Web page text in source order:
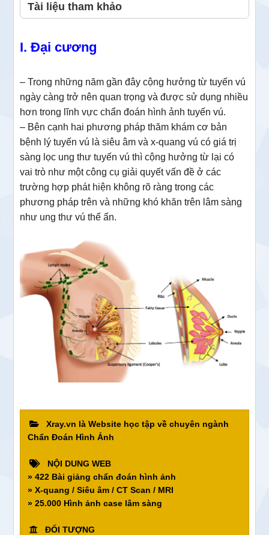
Tài liệu tham khảo
I. Đại cương
– Trong những năm gần đây cộng hưởng từ tuyến vú
ngày càng trở nên quan trọng và được sử dụng nhiều
hơn trong lĩnh vực chẩn đoán hình ảnh tuyến vú.
– Bên cạnh hai phương pháp thăm khám cơ bản
bệnh lý tuyến vú là siêu âm và x-quang vú có giá trị
sàng lọc ung thư tuyến vú thì cộng hưởng từ lại có
vai trò như một công cụ giải quyết vấn đề ở các
trường hợp phát hiện không rõ ràng trong các
phương pháp trên và những khó khăn trên lâm sàng
như ung thư vú thể ẩn.
Xray.vn là Website học tập về chuyên ngành
Chẩn Đoán Hình Ảnh
NỘI DUNG WEB
» 422 Bài giảng chẩn đoán hình ảnh
» X-quang / Siêu âm / CT Scan / MRI
» 25.000 Hình ảnh case lâm sàng
ĐỐI TƯỢNG